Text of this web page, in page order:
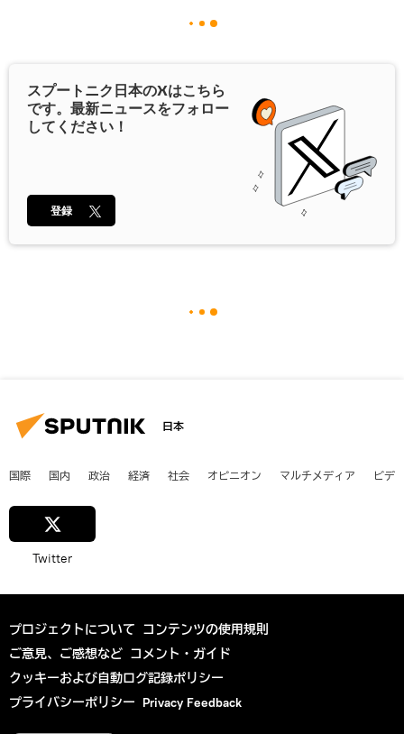
スプートニク日本のXはこちら
です。最新ニュースをフォロー
してください！
登録
日本
国際 国内 政治 経済 社会 オピニオン マルチメディア ビデ
Twitter
プロジェクトについて コンテンツの使用規則
ご意見、ご感想など コメント・ガイド
クッキーおよび自動ログ記録ポリシー
プライバシーポリシー Privacy Feedback